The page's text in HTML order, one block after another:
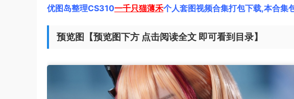
优图岛整理CS310一千只猫薄禾个人套图视频合集打包下载,本合集
预览图【预览图下方 点击阅读全文 即可看到目录】